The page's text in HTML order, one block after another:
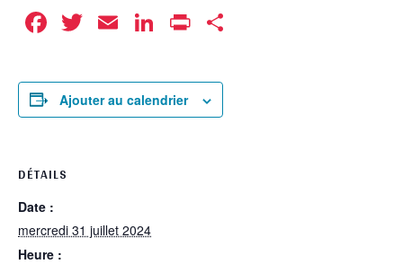
Facebook
Twitter
EmailLinkedIn
Print
Ajouter au calendrier
DÉTAILS
Date :
mercredi 31 juillet 2024
Heure :